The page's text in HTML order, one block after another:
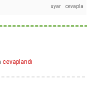
cevaplandı